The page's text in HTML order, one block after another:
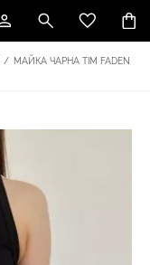
/ МАЙКА ЧАРНА TIM FADEN